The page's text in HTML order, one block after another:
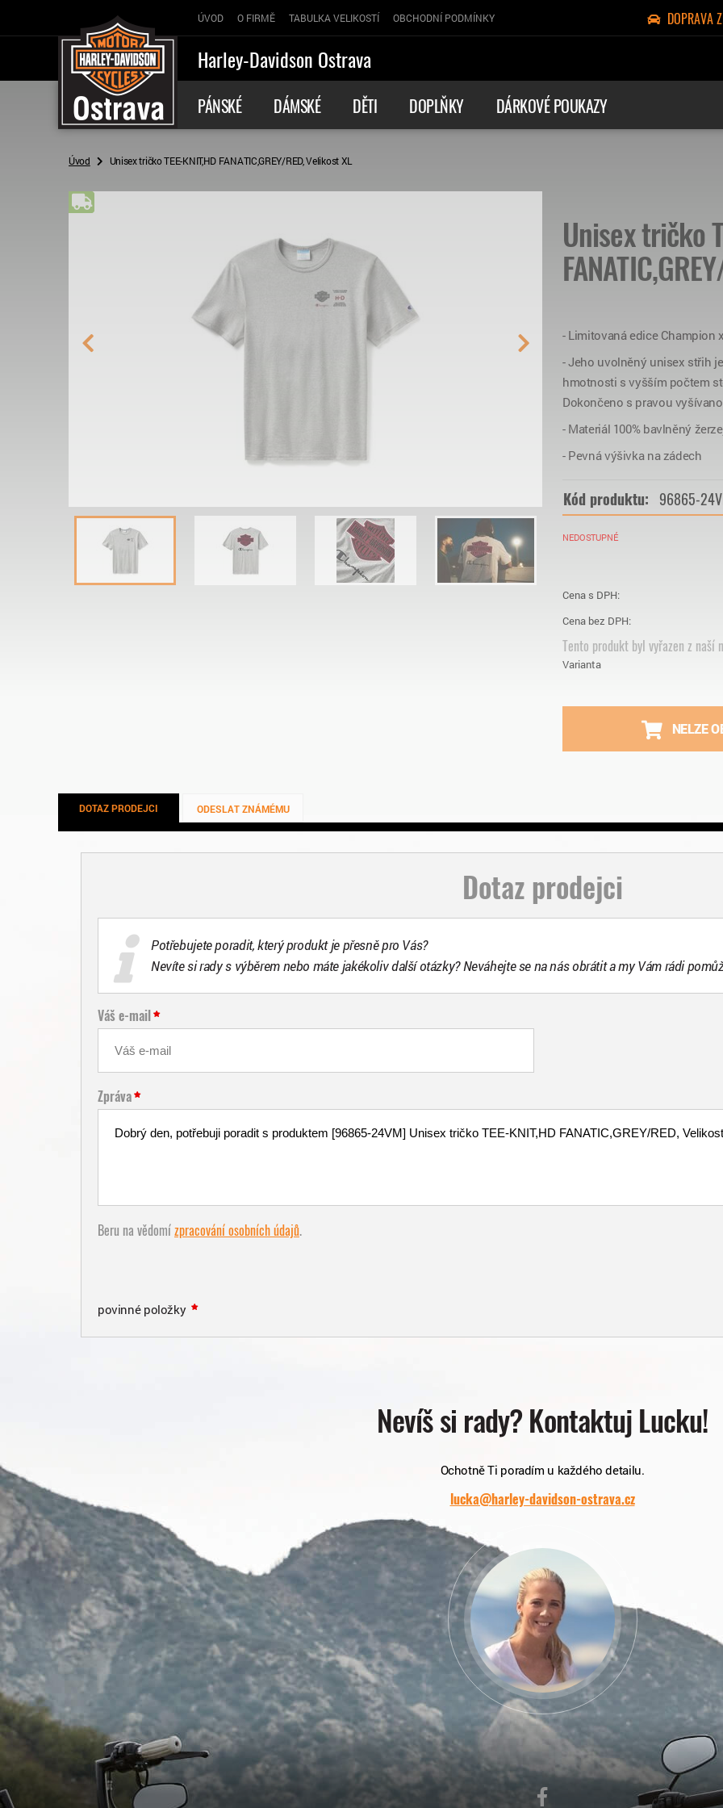
ÚVOD O FIRMĚ TABULKA VELIKOSTÍ OBCHODNÍ PODMÍNKY DOPRAVA
Harley-Davidson Ostrava
PÁNSKÉ DÁMSKÉ DĚTI DOPLŇKY DÁRKOVÉ POUKAZY
Úvod Unisex tričko TEE-KNIT,HD FANATIC,GREY/RED, Velikost XL
Unisex tričko
- Limitovaná edice Champion
- Jeho uvolněný unisex střih
hmotnosti s vyšším počtem
Dokončeno s pravou
- Materiál 100% bavlněný
- Pevná výšivka na zádech
Doprava zdarma
Kód produktu: 96865-
NEDOSTUPNÉ
Cena s DPH:
Cena bez DPH:
Tento produkt byl vyřazen z
Varianta
NELZE
DOTAZ PRODEJCI ODESLAT ZNÁMÉMU
Dotaz prodejci
Potřebujete poradit, který produkt je přesně pro Vás?
Nevíte si rady s výběrem nebo máte jakékoliv další otázky? Neváhejte se na nás obrátit a my Vám rádi
Váš e-mail
Zpráva
Beru na vědomízpracování osobních údajů.
povinné položky
Nevíš si rady? Kontaktuj Lucku!
Ochotně Ti poradím u každého detailu.
lucka@harley-davidson-ostrava.cz